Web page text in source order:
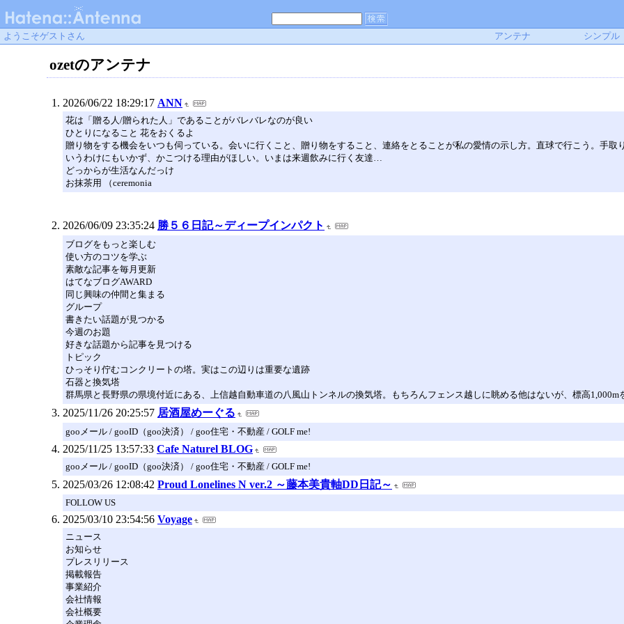
ようこそゲストさん アンテナ シンプル
ozetのアンテナ
2026/06/22 18:29:17 ANN
花は「贈る人/贈られた人」であることがバレバレなのが良い
ひとりになること 花をおくるよ
贈り物をする機会をいつも伺っている。会いに行くこと、贈り物をすること、連絡をとることが私の愛情の示し方。直球で行こう。手
いうわけにもいかず、かこつける理由がほしい。いまは来週飲みに行く友達…
どっからが生活なんだっけ
お抹茶用 （ceremonia
2026/06/09 23:35:24 勝５６日記～ディープインパクト
ブログをもっと楽しむ
使い方のコツを学ぶ
素敵な記事を毎月更新
はてなブログAWARD
同じ興味の仲間と集まる
グループ
書きたい話題が見つかる
今週のお題
好きな話題から記事を見つける
トピック
ひっそり佇むコンクリートの塔。実はこの辺りは重要な遺跡
石器と換気塔
群馬県と長野県の県境付近にある、上信越自動車道の八風山トンネルの換気塔。もちろんフェンス越しに眺める他はないが、標高1,000m
2025/11/26 20:25:57 居酒屋めーぐる
gooメール / gooID（goo決済） / goo住宅・不動産 / GOLF me!
2025/11/25 13:57:33 Cafe Naturel BLOG
gooメール / gooID（goo決済） / goo住宅・不動産 / GOLF me!
2025/03/26 12:08:42 Proud Lonelines N ver.2 ～藤本美貴軸DD日記～
FOLLOW US
2025/03/10 23:54:56 Voyage
ニュース
お知らせ
プレスリリース
掲載報告
事業紹介
会社情報
会社概要